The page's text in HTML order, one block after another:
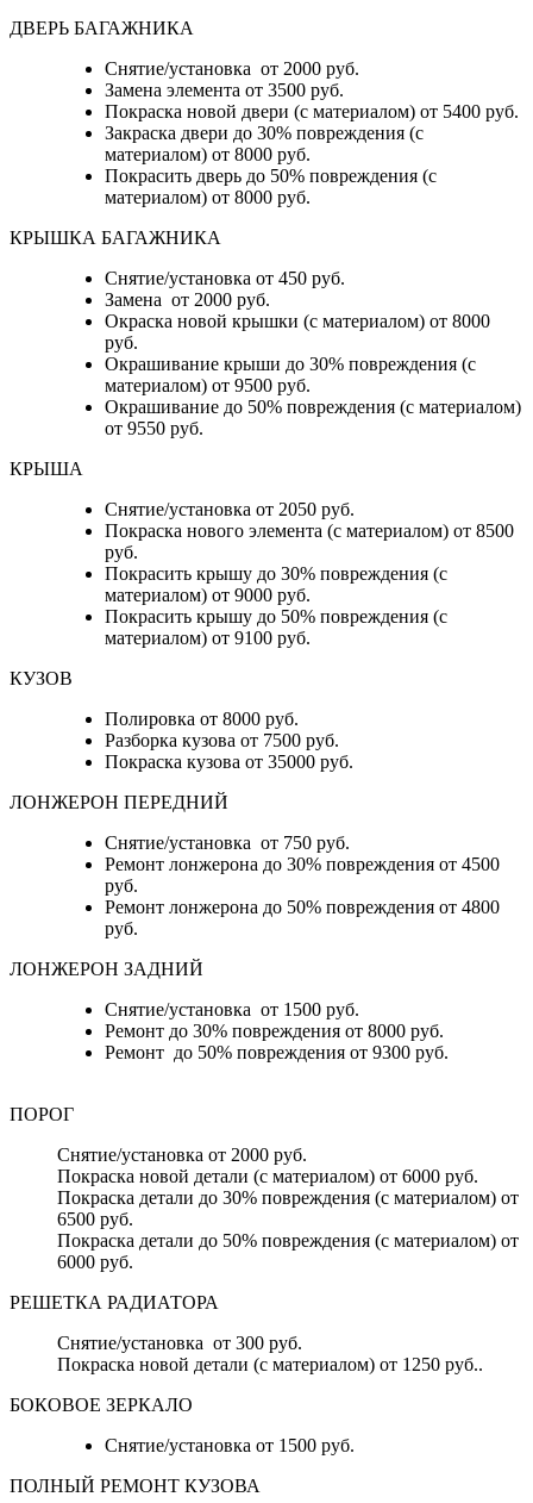
ДВЕРЬ БАГАЖНИКА
Снятие/установка от 2000 руб.
Замена элемента от 3500 руб.
Покраска новой двери (с материалом) от 5400 руб.
Закраска двери до 30% повреждения (с
материалом) от 8000 руб.
Покрасить дверь до 50% повреждения (с
материалом) от 8000 руб.
КРЫШКА БАГАЖНИКА
Снятие/установка от 450 руб.
Замена от 2000 руб.
Окраска новой крышки (с материалом) от 8000
руб.
Окрашивание крыши до 30% повреждения (с
материалом) от 9500 руб.
Окрашивание до 50% повреждения (с материалом)
от 9550 руб.
КРЫША
Снятие/установка от 2050 руб.
Покраска нового элемента (с материалом) от 8500
руб.
Покрасить крышу до 30% повреждения (с
материалом) от 9000 руб.
Покрасить крышу до 50% повреждения (с
материалом) от 9100 руб.
КУЗОВ
Полировка от 8000 руб.
Разборка кузова от 7500 руб.
Покраска кузова от 35000 руб.
ЛОНЖЕРОН ПЕРЕДНИЙ
Снятие/установка от 750 руб.
Ремонт лонжерона до 30% повреждения от 4500
руб.
Ремонт лонжерона до 50% повреждения от 4800
руб.
ЛОНЖЕРОН ЗАДНИЙ
Снятие/установка от 1500 руб.
Ремонт до 30% повреждения от 8000 руб.
Ремонт до 50% повреждения от 9300 руб.
ПОРОГ
Снятие/установка от 2000 руб.
Покраска новой детали (с материалом) от 6000 руб.
Покраска детали до 30% повреждения (с материалом) от
6500 руб.
Покраска детали до 50% повреждения (с материалом) от
6000 руб.
РЕШЕТКА РАДИАТОРА
Снятие/установка от 300 руб.
Покраска новой детали (с материалом) от 1250 руб..
БОКОВОЕ ЗЕРКАЛО
Снятие/установка от 1500 руб.
ПОЛНЫЙ РЕМОНТ КУЗОВА